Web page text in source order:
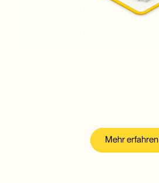
Mehr erfahren